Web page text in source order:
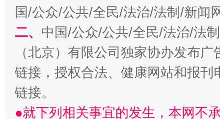
国/公众/公共/全民/法治/法制/新闻
二、 中国/公众/公共/全民/法治/法
（北京）有限公司独家协办发布
链接，授权合法、健康网站和报
链接。
●就下列相关事宜的发生，本网不